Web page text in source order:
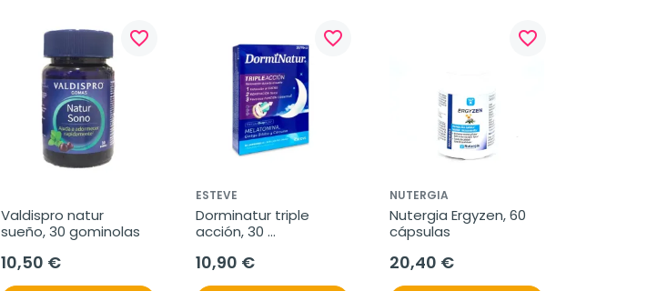
favorite_border
Valdispro natur
sueño, 30 gominolas
10,50 €
favorite_border
ESTEVE
Dorminatur triple
acción, 30
10,90 €
favorite_border
NUTERGIA
Nutergia Ergyzen, 60
cápsulas
20,40 €